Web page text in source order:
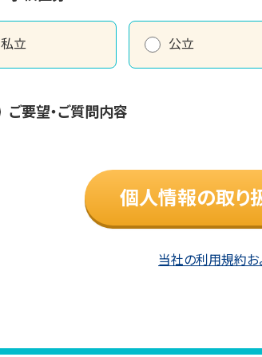
私立 公立
ご要望・ご質問内容
個人情報の取り
当社の利用規約お